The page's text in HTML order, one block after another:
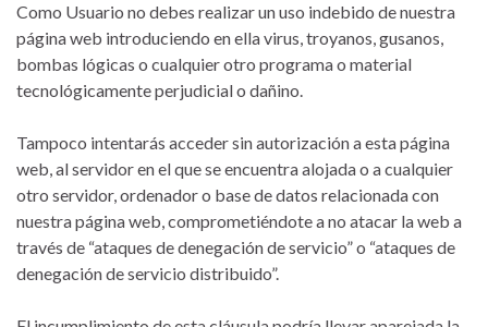
Como Usuario no debes realizar un uso indebido de nuestra
página web introduciendo en ella virus, troyanos, gusanos,
bombas lógicas o cualquier otro programa o material
tecnológicamente perjudicial o dañino.
Tampoco intentarás acceder sin autorización a esta página
web, al servidor en el que se encuentra alojada o a cualquier
otro servidor, ordenador o base de datos relacionada con
nuestra página web, comprometiéndote a no atacar la web a
través de “ataques de denegación de servicio” o “ataques de
denegación de servicio distribuido”.